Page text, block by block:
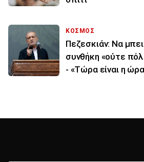
ΚΟΣΜΟΣ
Πεζεσκιάν: Να
συνθήκη «ούτε
- «Τώρα είναι η